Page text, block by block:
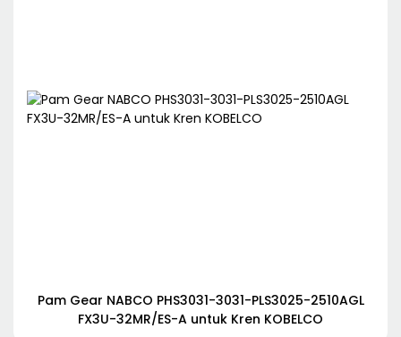
Pam Gear NABCO PHS3031-3031-PLS3025-2510AGL
FX3U-32MR/ES-A untuk Kren KOBELCO